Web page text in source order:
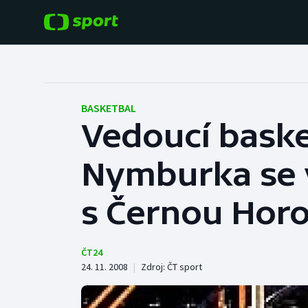
Hokej
Tenis
Atletika
Baseball a softbal
Basketbal
Biatlon
BASKETBAL
Vedoucí
Nymburka
s Černou
ČT24
24. 11. 2008 | Zdroj: ČT sport